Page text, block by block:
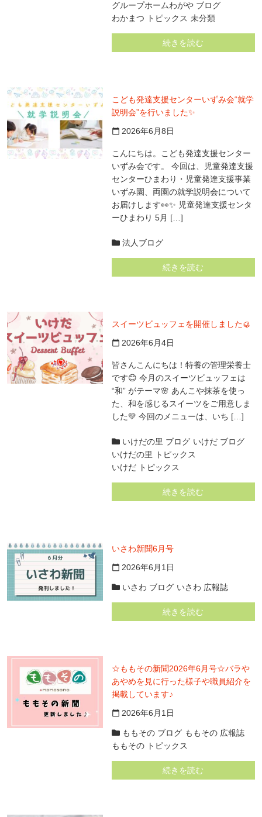
グループホームわがや ブログ
わかまつ トピックス 未分類
続きを読む
こども発達支援センターいずみ会“就学
説明会”を行いました✨
calendar_today 2026年6月8日
こんにちは。こども発達支援センター
いずみ会です。 今回は、児童発達支援
センターひまわり・児童発達支援事業
いずみ園、両園の就学説明会について
お届けします👀✨ 児童発達支援センタ
ーひまわり 5月 […]
法人ブログ
続きを読む
スイーツビュッフェを開催しました🥮
calendar_today 2026年6月4日
皆さんこんにちは！特養の管理栄養士
です😊 今月のスイーツビュッフェは
“和” がテーマ🌸 あんこや抹茶を使っ
た、和を感じるスイーツをご用意しま
した💛 今回のメニューは、いち […]
いけだの里 ブログ いけだ ブログ
いけだの里 トピックス
いけだ トピックス
続きを読む
いさわ新聞6月号
calendar_today 2026年6月1日
いさわ ブログ いさわ 広報誌
続きを読む
☆ももその新聞2026年6月号☆バラや
あやめを見に行った様子や職員紹介を
掲載しています♪
calendar_today 2026年6月1日
ももその ブログ ももその 広報誌
ももその トピックス
続きを読む